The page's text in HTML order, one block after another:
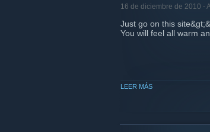
16 de diciembre de 2010 -
Just go on this
You will feel all warm
LEER MÁS